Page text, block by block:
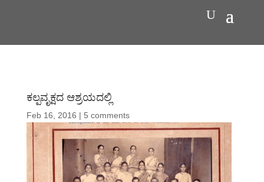
ಕಲ್ಪವೃಕ್ಷದ ಆಶ್ರಯದಲ್ಲಿ
Feb 16, 2016 | 5 comments